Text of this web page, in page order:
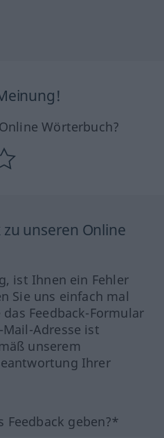
Wörterbuch?
zu unseren Online
ist Ihnen ein Fehler
Sie uns einfach mal
Feedback-Formular
Mail-Adresse ist
unserem
Ihrer
Feedback geben?*